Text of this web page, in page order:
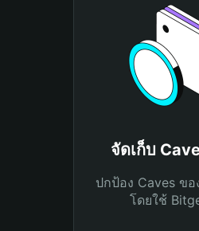
จัดเก็บ
ปกป้อง Caves ข
โดยใช้